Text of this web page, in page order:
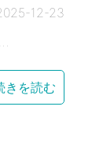
12-23
きを読む